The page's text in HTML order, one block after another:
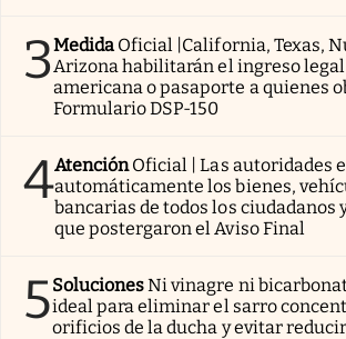
3Medida Oficial |California, Texas,
Arizona habilitarán el ingreso
americana o pasaporte a quienes
Formulario DSP-150
4AtenciónOficial | Las autoridades
automáticamente los bienes,
bancarias de todos los ciudadanos
que postergaron el Aviso Final
5SolucionesNi vinagre ni
ideal para eliminar el sarro
orificios de la ducha y evitar